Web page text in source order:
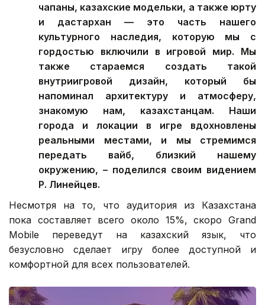
чапаны, казахские модельки, а также юрту
и дастархан — это часть нашего
культурного наследия, которую мы с
гордостью включили в игровой мир. Мы
также стараемся создать такой
внутриигровой дизайн, который бы
напоминал архитектуру и атмосферу,
знакомую нам, казахстанцам. Наши
города и локации в игре вдохновлены
реальными местами, и мы стремимся
передать вайб, близкий нашему
окружению, – поделился своим видением
Р. Линейцев.
Несмотря на то, что аудитория из Казахстана
пока составляет всего около 15%, скоро Grand
Mobile переведут на казахский язык, что
безусловно сделает игру более доступной и
комфортной для всех пользователей.